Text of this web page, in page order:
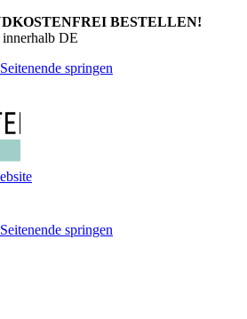
BESTELLEN!
DE
springen
springen